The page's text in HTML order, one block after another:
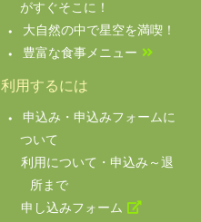
がすぐそこに！
大自然の中で星空を満喫！
豊富な食事メニュー
利用するには
申込み・申込みフォームに
ついて
利用について・申込み～退
所まで
申し込みフォーム